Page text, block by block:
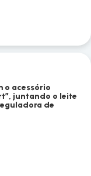
o acessório
juntando o leite
de